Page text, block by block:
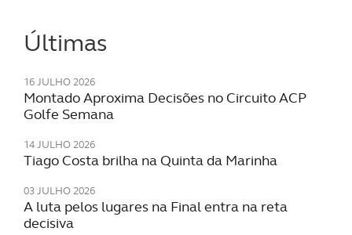
Últimas
16 JULHO 2026
Montado Aproxima Decisões no Circuito ACP
Golfe Semana
14 JULHO 2026
Tiago Costa brilha na Quinta da Marinha
03 JULHO 2026
A luta pelos lugares na Final entra na reta
decisiva